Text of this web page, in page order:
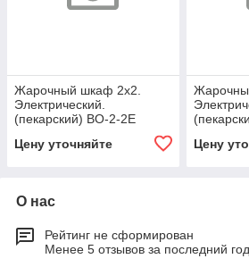
Жарочный шкаф 2х2.
Электрический.
(пекарский) BO-2-2E
Цену уточняйте
Цену
О нас
Рейтинг не сформирован
Менее 5 отзывов за последний год